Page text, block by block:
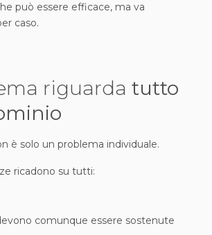
può essere efficace, ma va
caso.
riguarda tutto
è solo un problema individuale.
ricadono su tutti:
comunque essere sostenute